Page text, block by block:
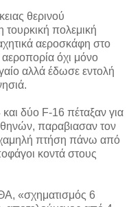
θερινού
τουρκική πολεμική
αεροσκάφη στο
όχι μόνο
αλλά έδωσε εντολή
και δύο F-16 πέταξαν για
παραβιασαν τον
χαμηλή πτήση πάνω από
κοντά στους
«σχηματισμός 6